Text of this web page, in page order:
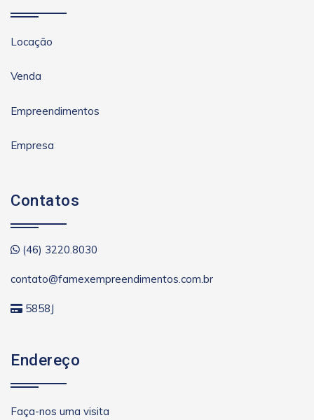
Locação
Venda
Empreendimentos
Empresa
Contatos
(46) 3220.8030
contato@famexempreendimentos.com.br
5858J
Endereço
Faça-nos uma visita